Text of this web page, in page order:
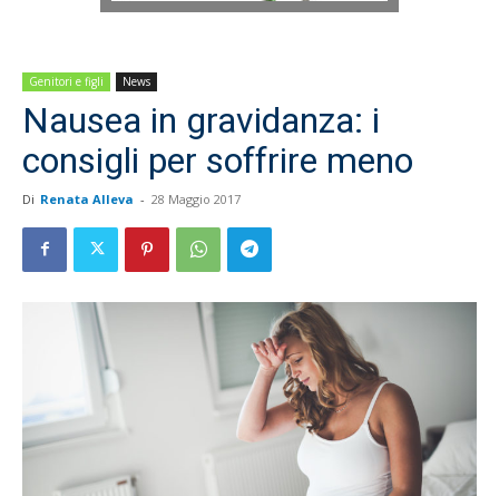
Genitori e figli News
Nausea in gravidanza: i
consigli per soffrire meno
Di Renata Alleva - 28 Maggio 2017